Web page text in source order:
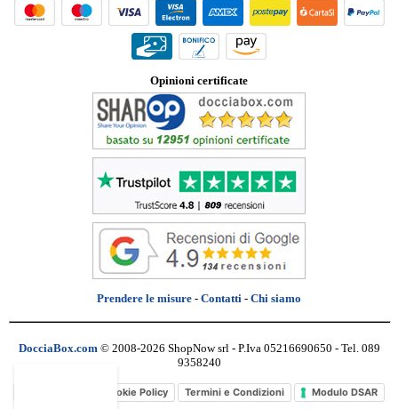
Opinioni certificate
Prendere le misure - Contatti - Chi siamo
DocciaBox.com © 2008-2026 ShopNow srl - P.Iva 05216690650 - Tel. 089
9358240
Cookie Policy Termini e Condizioni Modulo DSAR